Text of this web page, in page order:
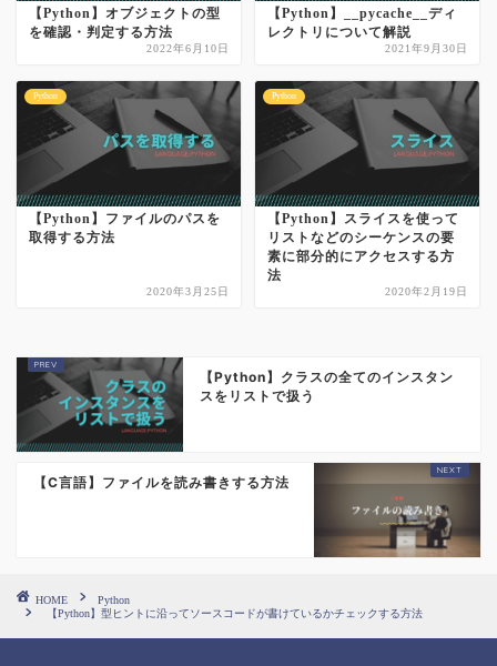
【Python】オブジェクトの型
を確認・判定する方法
2022年6月10日
【Python】__pycache__ディ
レクトリについて解説
2021年9月30日
Python
【Python】ファイルのパスを
取得する方法
2020年3月25日
Python
【Python】スライスを使って
リストなどのシーケンスの要
素に部分的にアクセスする方
法
2020年2月19日
【Python】クラスの全てのインスタン
スをリストで扱う
【C言語】ファイルを読み書きする方法
HOME
Python
【Python】型ヒントに沿ってソースコードが書けているかチェックする方法